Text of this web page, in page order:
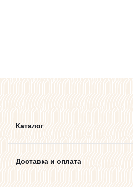
Каталог
Доставка и оплата